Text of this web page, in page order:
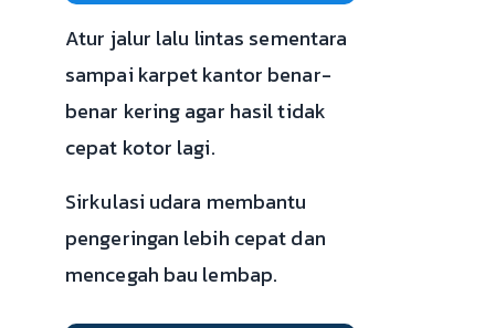
Atur jalur lalu lintas sementara
sampai karpet kantor benar-
benar kering agar hasil tidak
cepat kotor lagi.
Sirkulasi udara membantu
pengeringan lebih cepat dan
mencegah bau lembap.